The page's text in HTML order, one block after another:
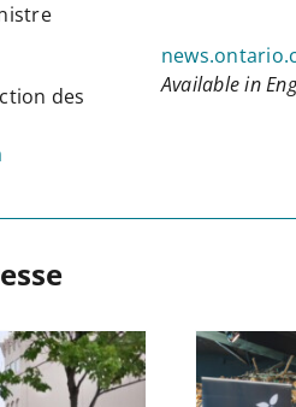
des
Available in